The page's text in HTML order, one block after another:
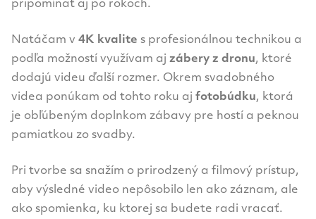
pripomínať aj po rokoch.
Natáčam v 4K kvalite s profesionálnou technikou a
podľa možností využívam aj zábery z dronu, ktoré
dodajú videu ďalší rozmer. Okrem svadobného
videa ponúkam od tohto roku aj fotobúdku, ktorá
je obľúbeným doplnkom zábavy pre hostí a peknou
pamiatkou zo svadby.
Pri tvorbe sa snažím o prirodzený a filmový prístup,
aby výsledné video nepôsobilo len ako záznam, ale
ako spomienka, ku ktorej sa budete radi vracať.